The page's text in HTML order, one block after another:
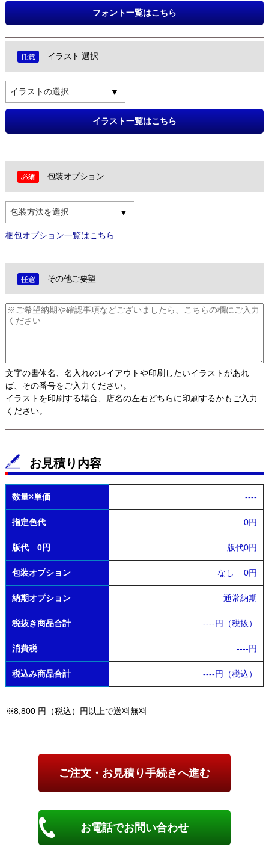
フォント一覧はこちら
イラスト 選択
イラストの選択
イラスト一覧はこちら
包装オプション
包装方法を選択
梱包オプション一覧はこちら
その他ご要望
文字の書体名、名入れのレイアウトや印刷したいイラストがあれ
ば、その番号をご入力ください。
イラストを印刷する場合、店名の左右どちらに印刷するかもご入力
ください。
お見積り内容
数量×単価 ----
指定色代 0円
版代 0円 版代0円
包装オプション なし 0円
納期オプション 通常納期
税抜き商品合計 ----円（税抜）
消費税 ----円
税込み商品合計 ----円（税込）
※8,800 円（税込）円以上で送料無料
お電話でお問い合わせ